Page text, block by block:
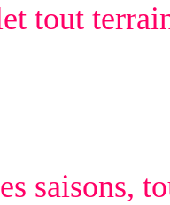
Annie", "Veste Rue
tout
saisons,